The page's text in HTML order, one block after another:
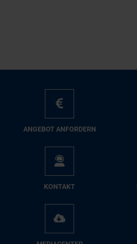
AN­GE­BOT AN­FOR­DERN
KON­TAKT